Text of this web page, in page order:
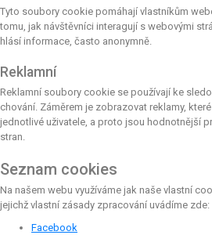
Tyto soubory cookie pomáhají vlastníkům
tomu, jak návštěvníci interagují s webovými
hlásí informace, často anonymně.
Reklamní
Reklamní soubory cookie se používají ke
chování. Záměrem je zobrazovat reklamy,
jednotlivé uživatele, a proto jsou hodnotnější
stran.
Seznam cookies
Na našem webu využíváme jak naše vlastní
jejichž vlastní zásady zpracování uvádíme zde:
Facebook